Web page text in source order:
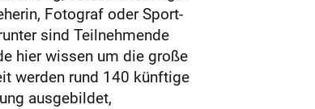
Fotograf oder Sport-
sind Teilnehmende
hier wissen um die große
werden rund 140 künftige
ausgebildet,